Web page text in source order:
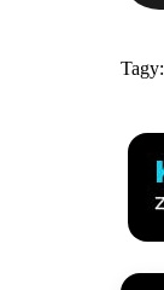
Tagy: